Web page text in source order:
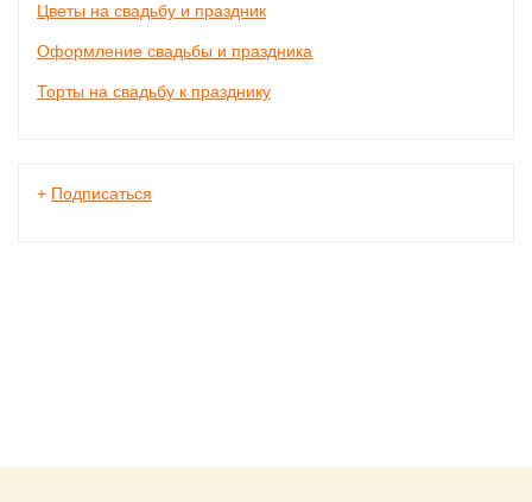
Цветы на свадьбу и праздник
Оформление свадьбы и праздника
Торты на свадьбу к празднику
+ Подписаться